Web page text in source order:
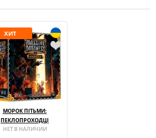
ХИТ
МОРОК ПІТЬМИ:
ПЕКЛОПРОХОДЦІ
НЕТ В НАЛИЧИИ